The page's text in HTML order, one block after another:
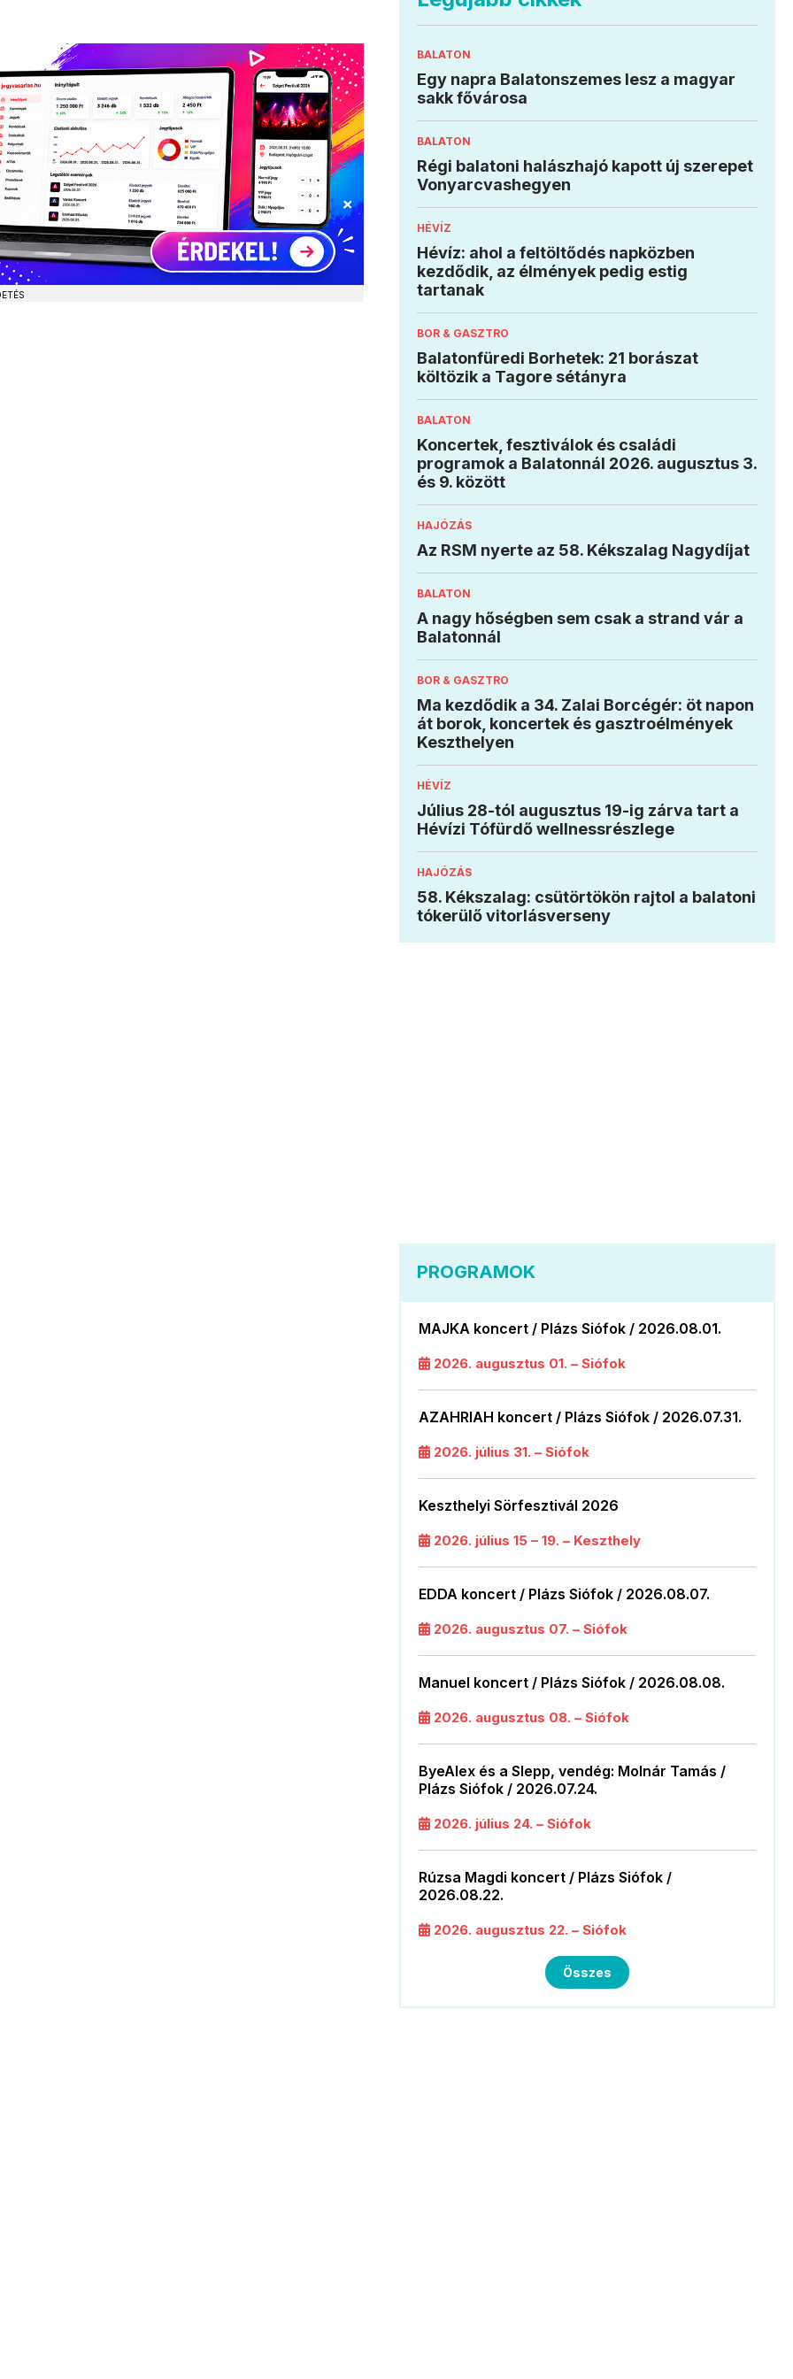
BALATON
Egy napra Balatonszemes lesz a magyar
sakk fővárosa
BALATON
Régi balatoni halászhajó kapott új szerepet
Vonyarcvashegyen
HÉVÍZ
Hévíz: ahol a feltöltődés napközben
kezdődik, az élmények pedig estig
tartanak
BOR & GASZTRO
Balatonfüredi Borhetek: 21 borászat
költözik a Tagore sétányra
BALATON
Koncertek, fesztiválok és családi
programok a Balatonnál 2026. augusztus 3.
és 9. között
HAJÓZÁS
Az RSM nyerte az 58. Kékszalag Nagydíjat
BALATON
A nagy hőségben sem csak a strand vár a
Balatonnál
BOR & GASZTRO
Ma kezdődik a 34. Zalai Borcégér: öt napon
át borok, koncertek és gasztroélmények
Keszthelyen
HÉVÍZ
Július 28-tól augusztus 19-ig zárva tart a
Hévízi Tófürdő wellnessrészlege
HAJÓZÁS
58. Kékszalag: csütörtökön rajtol a balatoni
tókerülő vitorlásverseny
PROGRAMOK
MAJKA koncert / Plázs Siófok / 2026.08.01.
2026. augusztus 01. – Siófok
AZAHRIAH koncert / Plázs Siófok / 2026.07.31.
2026. július 31. – Siófok
Keszthelyi Sörfesztivál 2026
2026. július 15 – 19. – Keszthely
EDDA koncert / Plázs Siófok / 2026.08.07.
2026. augusztus 07. – Siófok
Manuel koncert / Plázs Siófok / 2026.08.08.
2026. augusztus 08. – Siófok
ByeAlex és a Slepp, vendég: Molnár Tamás /
Plázs Siófok / 2026.07.24.
2026. július 24. – Siófok
Rúzsa Magdi koncert / Plázs Siófok /
2026.08.22.
2026. augusztus 22. – Siófok
Összes